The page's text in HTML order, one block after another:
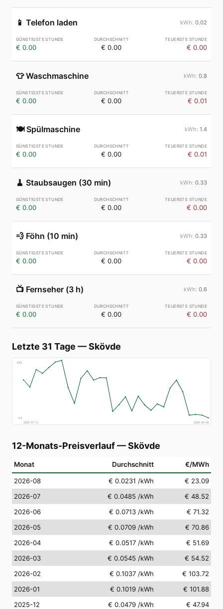
📱 Telefon laden 0.02
€ 0.00 € 0.00 € 0.00
👕 Waschmaschine 0.8
€ 0.00 € 0.00 € 0.01
🍽️ Spülmaschine 1.4
€ 0.00 € 0.00 € 0.01
🧹 Staubsaugen (30 min) 0.33
€ 0.00 € 0.00 € 0.00
💨 Föhn (10 min) 0.33
€ 0.00 € 0.00 € 0.00
📺 Fernseher (3 h) 0.6
€ 0.00 € 0.00 € 0.00
Letzte 31 Tage —Skövde
€83
€4
2026-07-11
2026-08-09
12-Monats-Preisverlauf—Skövde
Monat Durchschnitt €/MWh
2026-08 € 0.0231 /kWh
€ 23.09
2026-07
€ 0.0485 /kWh
€ 48.52
2026-06
€ 0.0713 /kWh
€ 71.32
2026-05
€ 0.0709 /kWh
€ 70.86
2026-04
€ 0.0517 /kWh
€ 51.69
2026-03
€ 0.0545 /kWh
€ 54.52
2026-02
€ 0.1037 /kWh
€ 103.72
2026-01
€ 0.1019 /kWh
€ 101.88
2025-12
€ 0.0479 /kWh
€ 47.94